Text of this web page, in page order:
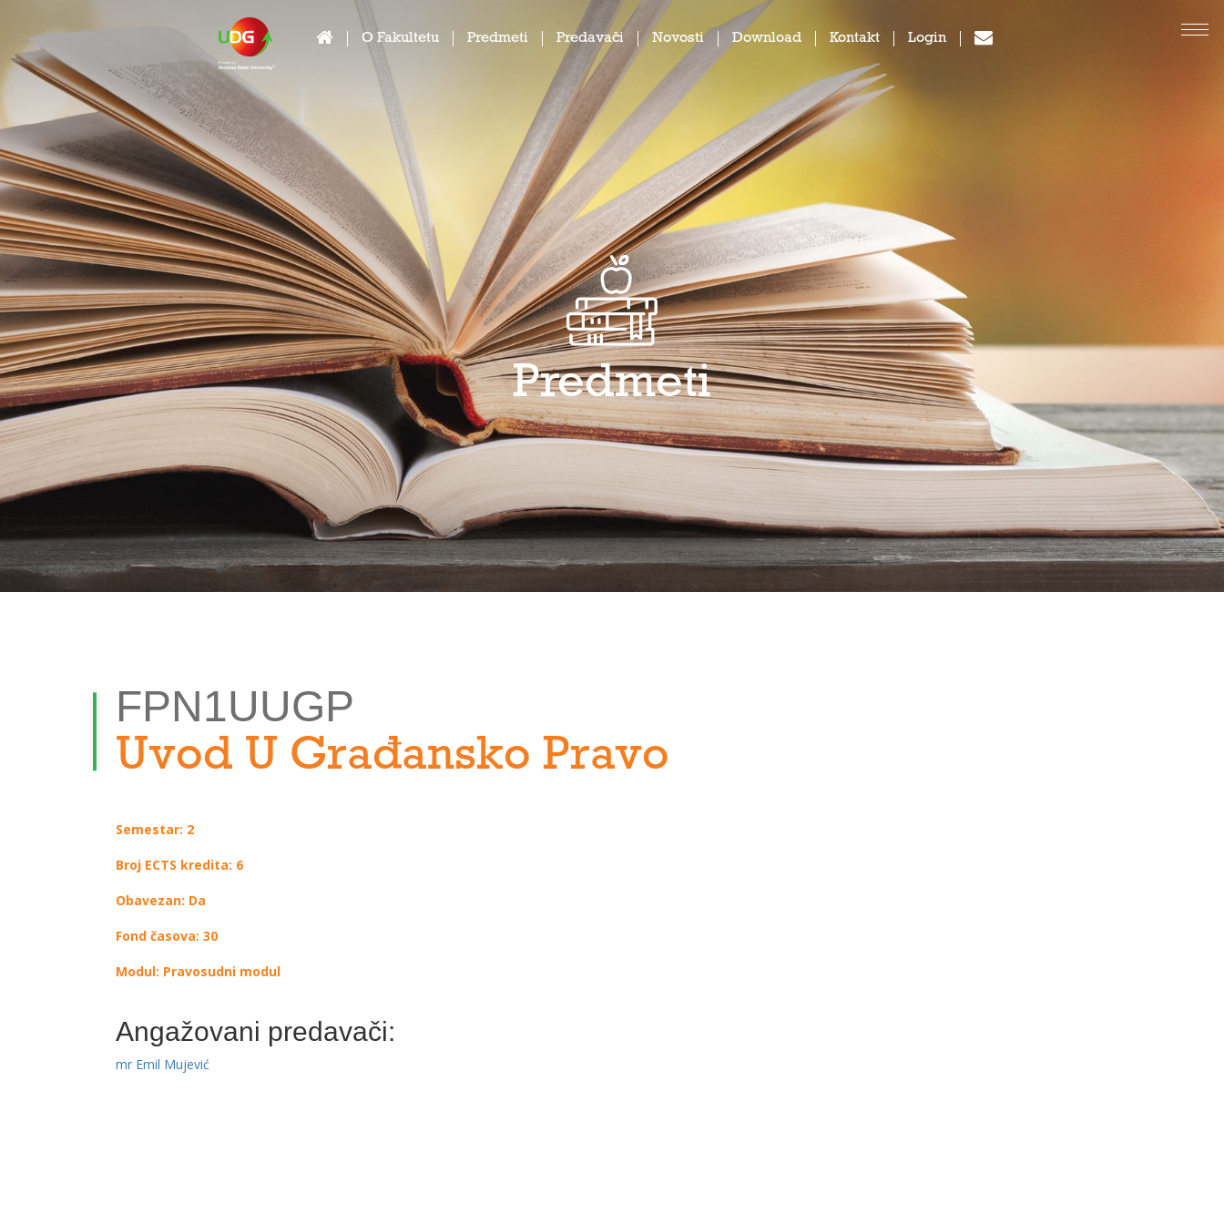
O Fakultetu Predmeti Predavači Novosti Download Kontakt Login
Predmeti
FPN1UUGP
Uvod U Građansko Pravo
Semestar: 2
Broj ECTS kredita: 6
Obavezan: Da
Fond časova: 30
Modul: Pravosudni modul
Angažovani predavači:
mr Emil Mujević